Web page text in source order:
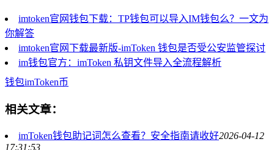
imtoken官网钱包下载：TP钱包可以导入IM钱包么？一文为
你解答
imtoken官网下载最新版-imToken 钱包是否受公安监管探讨
im钱包官方：imToken 私钥文件导入全流程解析
钱包imToken币
相关文章：
imToken钱包助记词怎么查看？安全指南请收好2026-04-12
17:31:53